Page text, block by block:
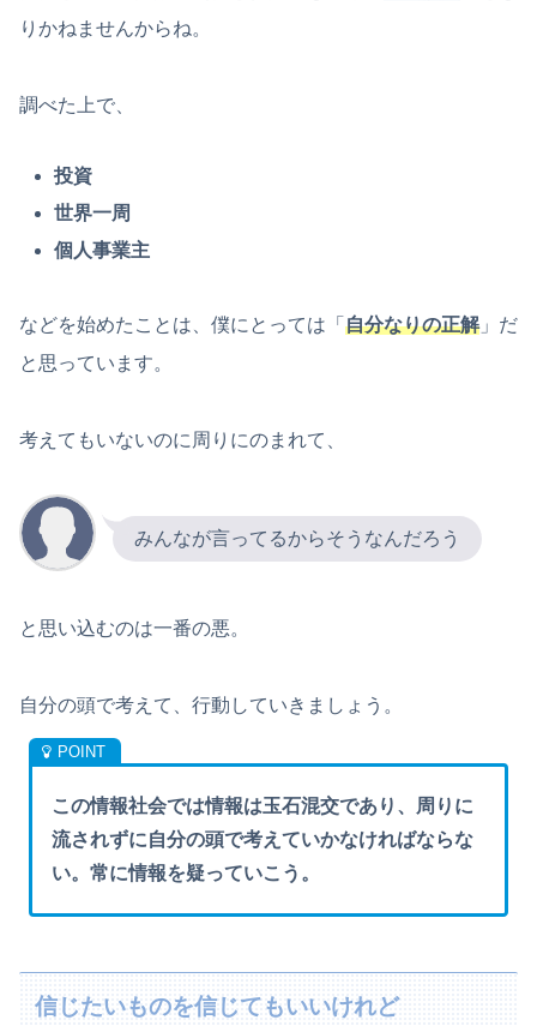
りかねませんからね。
調べた上で、
投資
世界一周
個人事業主
などを始めたことは、僕にとっては「 自分なりの正解」だ
と思っています。
考えてもいないのに周りにのまれて、
みんなが言ってるからそうなんだろう
と思い込むのは一番の悪。
自分の頭で考えて、行動していきましょう。
この情報社会では情報は玉石混交であり、周りに
流されずに自分の頭で考えていかなければならな
い。常に情報を疑っていこう。
信じたいものを信じてもいいけれど